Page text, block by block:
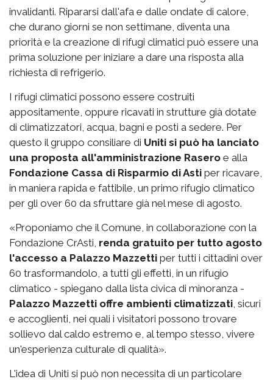
invalidanti. Ripararsi dall'afa e dalle ondate di calore,
che durano giorni se non settimane, diventa una
priorità e la creazione di rifugi climatici può essere una
prima soluzione per iniziare a dare una risposta alla
richiesta di refrigerio.
I rifugi climatici possono essere costruiti
appositamente, oppure ricavati in strutture già dotate
di climatizzatori, acqua, bagni e posti a sedere. Per
questo il gruppo consiliare di Uniti si può ha lanciato
una proposta all'amministrazione Rasero e alla
Fondazione Cassa di Risparmio di Asti per ricavare,
in maniera rapida e fattibile, un primo rifugio climatico
per gli over 60 da sfruttare già nel mese di agosto.
«Proponiamo che il Comune, in collaborazione con la
Fondazione CrAsti, renda gratuito per tutto agosto
l'accesso a Palazzo Mazzetti per tutti i cittadini over
60 trasformandolo, a tutti gli effetti, in un rifugio
climatico - spiegano dalla lista civica di minoranza -
Palazzo Mazzetti offre ambienti climatizzati, sicuri
e accoglienti, nei quali i visitatori possono trovare
sollievo dal caldo estremo e, al tempo stesso, vivere
un'esperienza culturale di qualità».
L'idea di Uniti si può non necessita di un particolare